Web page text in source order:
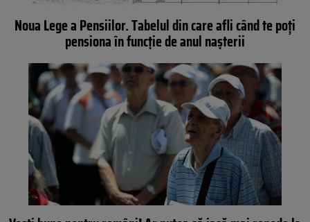
Noua Lege a Pensiilor. Tabelul din care afli când te poți
pensiona în funcţie de anul nașterii